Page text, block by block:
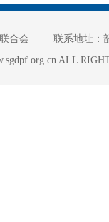
合会
联系地址：
ALL